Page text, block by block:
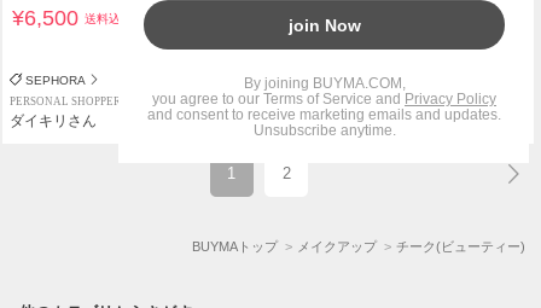
¥6,500送料込
SEPHORA
PERSONAL SHOPPER
ダイキリさん
¥9,450
関税負担なし
GUCCI
PERSONAL SHOPPER
Lisa Korea
1 2
BUYMAトップ メイクアップ チーク(ビューティー)